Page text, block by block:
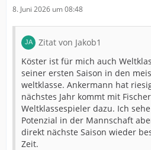
8. Juni 2026 um 08:48
Zitat von Jakob1
Köster ist für mich auch
seiner ersten Saison in den
weltklasse. Ankermann hat
nächstes Jahr kommt mit
Weltklassespieler dazu. Ich
Potenzial in der Mannschaft
direkt nächste Saison wieder
Zeit.